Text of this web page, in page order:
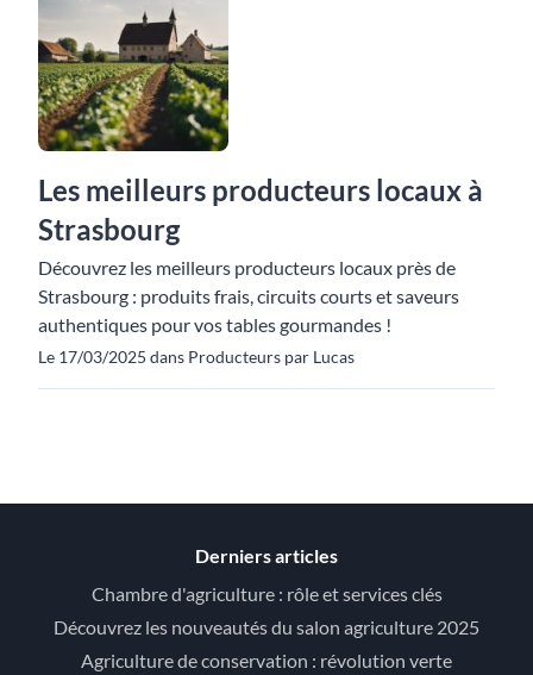
Les meilleurs producteurs locaux à
Strasbourg
Découvrez les meilleurs producteurs locaux près de
Strasbourg : produits frais, circuits courts et saveurs
authentiques pour vos tables gourmandes !
Le 17/03/2025 dans Producteurs par Lucas
Derniers articles
Chambre d'agriculture : rôle et services clés
Découvrez les nouveautés du salon agriculture 2025
Agriculture de conservation : révolution verte